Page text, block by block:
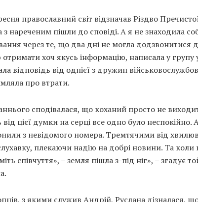
православний світ відзначав Різдво
нареченим пішли до сповіді. А я не знаходила
через те, що два дні не могла додзвонитися
отримати хоч якусь інформацію, написала у групу
відповідь від однієї з дружин
про втрати.
сподівалася, що коханий просто не
цієї думки на серці все одно було неспокійно.
з невідомого номера. Тремтячими від
плекаючи надію на добрі новини. Та коли
співчуття», – земля пішла з-під ніг», – згадує
з якими служив Андрій, Руслана дізналася,